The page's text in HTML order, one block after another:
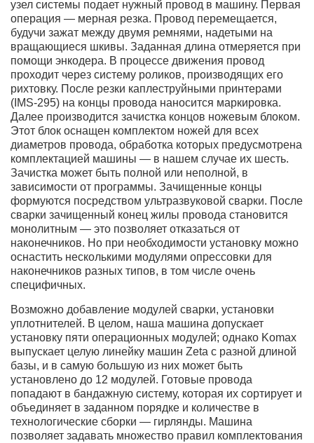
узел системы подает нужный провод в машину. Первая
операция — мерная резка. Провод перемещается,
будучи зажат между двумя ремнями, надетыми на
вращающиеся шкивы. Заданная длина отмеряется при
помощи энкодера. В процессе движения провод
проходит через систему роликов, производящих его
рихтовку. После резки каплеструйными принтерами
(IMS-295) на концы провода наносится маркировка.
Далее производится зачистка концов ножевым блоком.
Этот блок оснащен комплектом ножей для всех
диаметров провода, обработка которых предусмотрена
комплектацией машины — в нашем случае их шесть.
Зачистка может быть полной или неполной, в
зависимости от программы. Зачищенные концы
формуются посредством ультразвуковой сварки. После
сварки зачищенный конец жилы провода становится
монолитным — это позволяет отказаться от
наконечников. Но при необходимости установку можно
оснастить несколькими модулями опрессовки для
наконечников разных типов, в том числе очень
специфичных.
Возможно добавление модулей сварки, установки
уплотнителей. В целом, наша машина допускает
установку пяти операционных модулей; однако Komax
выпускает целую линейку машин Zeta с разной длиной
базы, и в самую большую из них может быть
установлено до 12 модулей. Готовые провода
попадают в бандажную систему, которая их сортирует и
объединяет в заданном порядке и количестве в
технологические сборки — гирлянды. Машина
позволяет задавать множество правил комплектования